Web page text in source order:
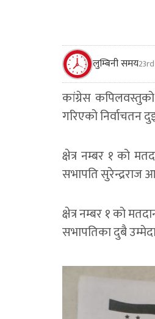
लुम्बिनी समय
कांग्रेस कपिलवस्तुको
गरिएको निर्वाचतन
क्षेत्र नम्बर १ को
सभापति सुरेन्द्रराज
क्षेत्र नम्बर १ को
सभापतिका दुबै